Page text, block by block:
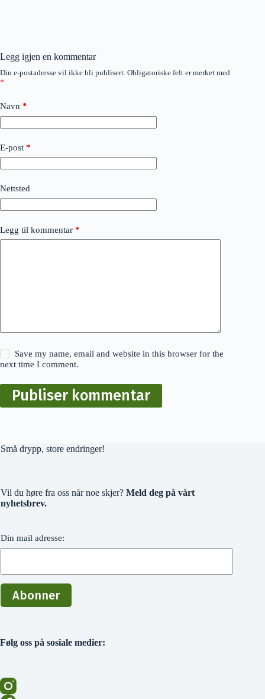
Legg igjen en kommentar
Din e-postadresse vil ikke bli publisert. Obligatoriske felt er merket med
*
Navn *
E-post *
Nettsted
Legg til kommentar *
Save my name, email and website in this browser for the
next time I comment.
Publiser kommentar
Små drypp, store endringer!
Vil du høre fra oss når noe skjer? Meld deg på vårt
nyhetsbrev.
Din mail adresse:
Følg oss på sosiale medier: